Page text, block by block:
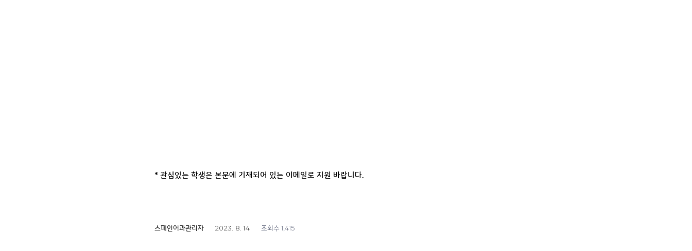
* 관심있는 학생은 본문에 기재되어 있는 이메일로 지원 바랍니다.
스페인어과관리자 2023. 8. 14 조회수 1,415